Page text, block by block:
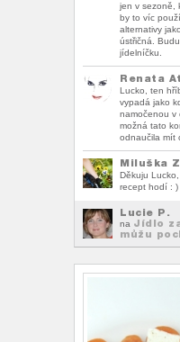
jen v sezoně,
by to víc
alternativy
ústřičná.
jídelníčku.
Renata
Lucko, ten
vypadá jako
namočenou v
možná tato
odnaučila mít
Miluška
Děkuju
recept hodí : )
Lucie P.
na Jídlo
můžu